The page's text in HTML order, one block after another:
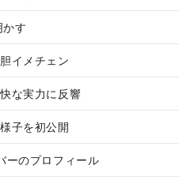
す
イメチェン
な実力に反響
子を初公開
ーのプロフィール